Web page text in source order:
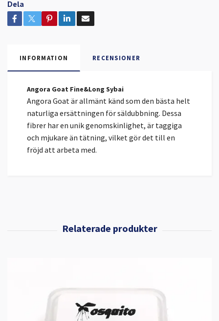
Dela
INFORMATION RECENSIONER
Angora Goat Fine&Long Sybai
Angora Goat är allmänt känd som den bästa helt
naturliga ersättningen för säldubbning. Dessa
fibrer har en unik genomskinlighet, är taggiga
och mjukare än tätning, vilket gör det till en
fröjd att arbeta med.